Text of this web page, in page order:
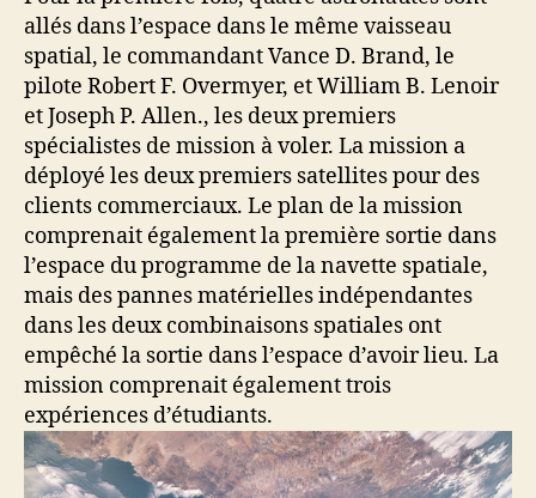
allés dans l’espace dans le même vaisseau
spatial, le commandant Vance D. Brand, le
pilote Robert F. Overmyer, et William B. Lenoir
et Joseph P. Allen., les deux premiers
spécialistes de mission à voler. La mission a
déployé les deux premiers satellites pour des
clients commerciaux. Le plan de la mission
comprenait également la première sortie dans
l’espace du programme de la navette spatiale,
mais des pannes matérielles indépendantes
dans les deux combinaisons spatiales ont
empêché la sortie dans l’espace d’avoir lieu. La
mission comprenait également trois
expériences d’étudiants.